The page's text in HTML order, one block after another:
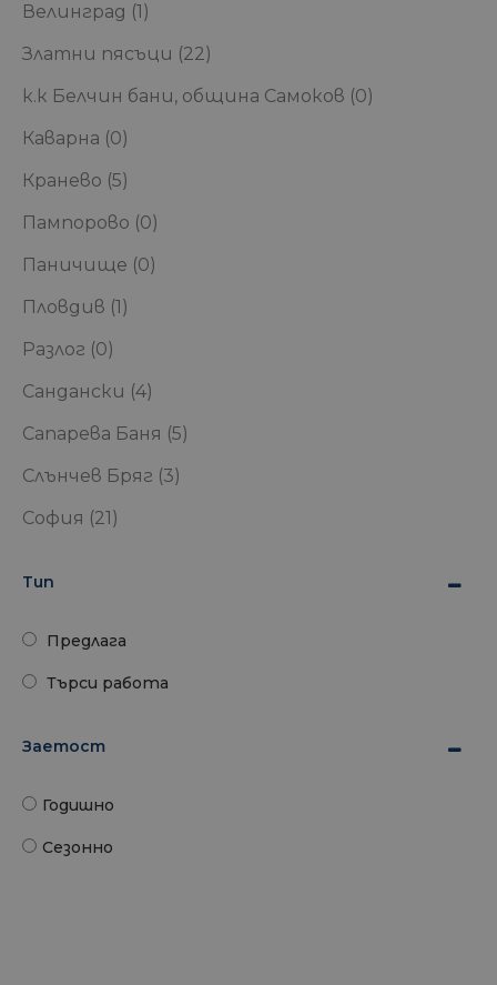
Велинград (1)
Златни пясъци (22)
к.к Белчин бани, община Самоков (0)
Каварна (0)
Кранево (5)
Пампорово (0)
Паничище (0)
Пловдив (1)
Разлог (0)
Сандански (4)
Сапарева Баня (5)
Слънчев Бряг (3)
София (21)
Тип
Предлага
Търси работа
Заетост
Годишно
Сезонно